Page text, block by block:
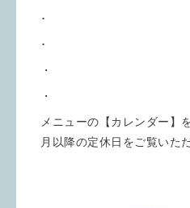
･
･
・
・
メニューの【カレンダー】
月以降の定休日をご覧いた